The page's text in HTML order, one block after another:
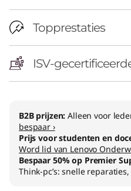
Topprestaties
ISV-
B2B prijzen:Alleen voor
bespaar ›
Prijs voor studenten en
Word lid van Lenovo
Bespaar 50% op Premier
Think-pc’s: snelle